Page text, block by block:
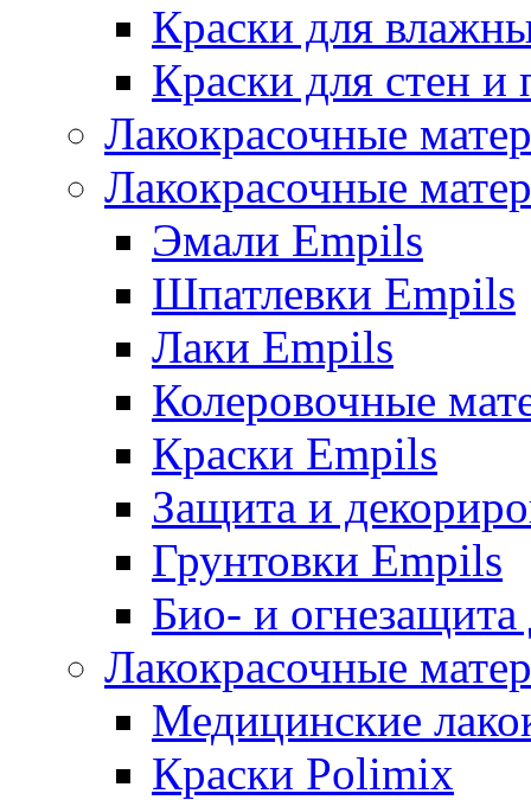
Краски для
Краски для стен и
Лакокрасочные
Лакокрасочные
Эмали Empils
Шпатлевки Empils
Лаки Empils
Колеровочные
Краски Empils
Защита и
Грунтовки Empils
Био- и
Лакокрасочные
Медицинские
Краски Polimix